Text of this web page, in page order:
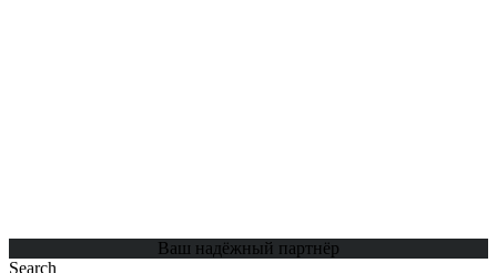
Ваш надёжный партнёр
Search